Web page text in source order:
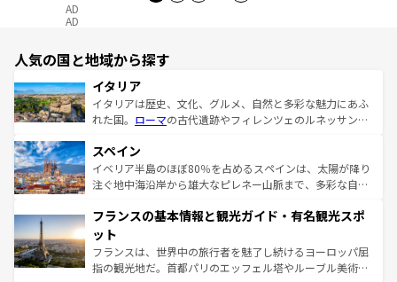
AD
AD
人気の国と地域から探す
イタリア
イタリアは歴史、文化、グルメ、自然と多彩な魅力にあふ
れた国。 ローマの古代遺跡やフィレンツェのルネッサンス
ろん、トスカーナの美しい田園風景やアマルフィ海岸の絶
景など、自然景観も見逃せない。観光の合間には、本場の
ピザやパスタなど、絶品のイタリア料理を堪能することも
ませてくれるイタリアで、忘れられない旅をしてみよう！
なお、新着のイタリア情報は
しい。
スペイン
イベリア半島のほぼ80％を占めるスペインは、太陽が降り
注ぐ地中海沿岸から雄大なピレネー山脈まで、多彩な自然
文化が根付くこの国では、情熱的なフラメンコ、熱気あふ
れる闘牛、そして美味しいタパスが生活の一部となってい
る。首都マドリードの洗練された雰囲気や、バルセロナの
アートに溢れた街角から、地方では古代ローマ遺跡や中世
フランスの基本情報と観光ガイド・有名観光スポ
ット
フランスは、世界中の旅行者を魅了し続けるヨーロッパ屈
指の観光地だ。首都パリのエッフェル塔やルーブル美術館